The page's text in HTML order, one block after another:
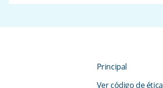
Principal
Ver código de ética